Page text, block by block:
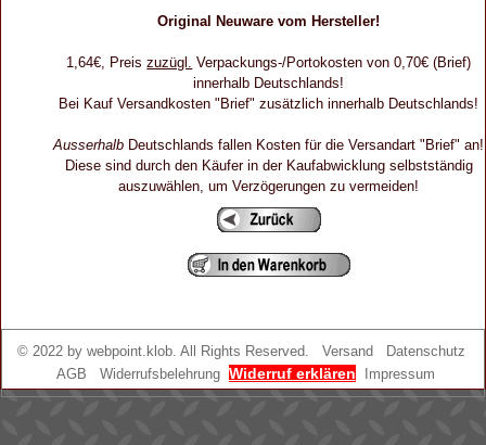
Original Neuware vom Hersteller!
1,64€, Preiszuzügl.
Verpackungs-/Portokosten von 0,70€ (Brief)
innerhalb Deutschlands!
Bei Kauf Versandkosten "Brief" zusätzlich innerhalb Deutschlands!
Ausserhalb Deutschlands fallen Kosten für die Versandart "Brief" an!
Diese sind durch den Käufer in der Kaufabwicklung selbstständig
auszuwählen, um Verzögerungen zu vermeiden!
© 2022 by webpoint.klob. All Rights Reserved. Versand
Datenschutz
AGB
Widerrufsbelehrung Widerruf erklären Impressum